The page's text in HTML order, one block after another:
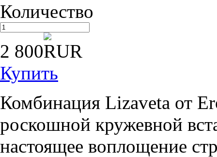
Количество
2 800
Купить
Комбинация Lizaveta от
роскошной кружевной
настоящее воплощение